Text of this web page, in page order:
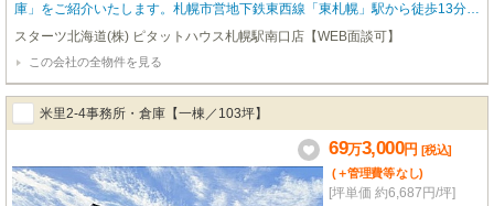
庫」をご紹介いたします。札幌市営地下鉄東西線「東札幌」駅から徒歩13分
と、アクセスも良好な立地です。鉄骨造4階建ての1階部分に位置し、広々とし
た空間で、様々なビジネスに対応可能です。特に嬉しいポイントは、トラック
5台、乗用車4台分の駐車場が確保されており、しかも無料でお使いいただける
点です。物流を伴う事業はもちろん、従業員の方の通勤にも大変便利ですね。
室内はスケルトン仕様ですので、お客様のビジネスプランに合わせて自由にレ
イアウトや内装をデザインしていただけます。思い描く理想のオフィスや倉庫
空間を、ぜひこの場所で実現してください。また、男女別トイレも完備されて
おり、快適な環境で業務に集中できます。周辺にはコンビニやスーパー、公園
も徒歩圏内にあり、日々の業務をサポートする環境が整っており、従業員の方
にも喜んでいただけるでしょう。新しいビジネスのスタートや拡大に、ぜひこ
スターツ北海道(株) ピタットハウス札幌駅南口店【WEB面談可】
この会社の全物件を見る
米里2-4事務所・倉庫【一棟／103坪】
69万3,000円 [税込]
(＋管理費等なし)
[坪単価 約6,687円/坪]